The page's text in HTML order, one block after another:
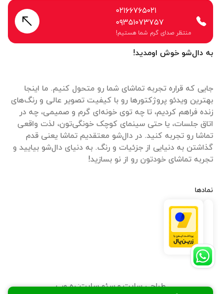
به دال‌شو خوش اومدید!
جایی که قراره تجربه تماشای شما رو متحول کنیم. ما اینجا
بهترین ویدئو پروژکتورها رو با کیفیت تصویر عالی و رنگ‌های
زنده فراهم کردیم، تا چه توی خونه‌ای گرم و صمیمی، چه در
اتاق جلسات، یا حتی سینمای کوچک خونگی‌تون، لذت واقعی
تماشا رو تجربه کنید. در دال‌شو معتقدیم تماشا یعنی قدم
گذاشتن به دنیایی از جزئیات و رنگ. به دنیای دال‌شو بیایید و
تجربه تماشای خودتون رو از نو بسازید!
نمادها
۰۲۱۶۶۷۶۵۰۲۱
۰۹۳۵۱۰۷۳۷۵۷
منتظر صدای گرم شما هستیم!
طراحی سایتوسئو سایت:ره وب